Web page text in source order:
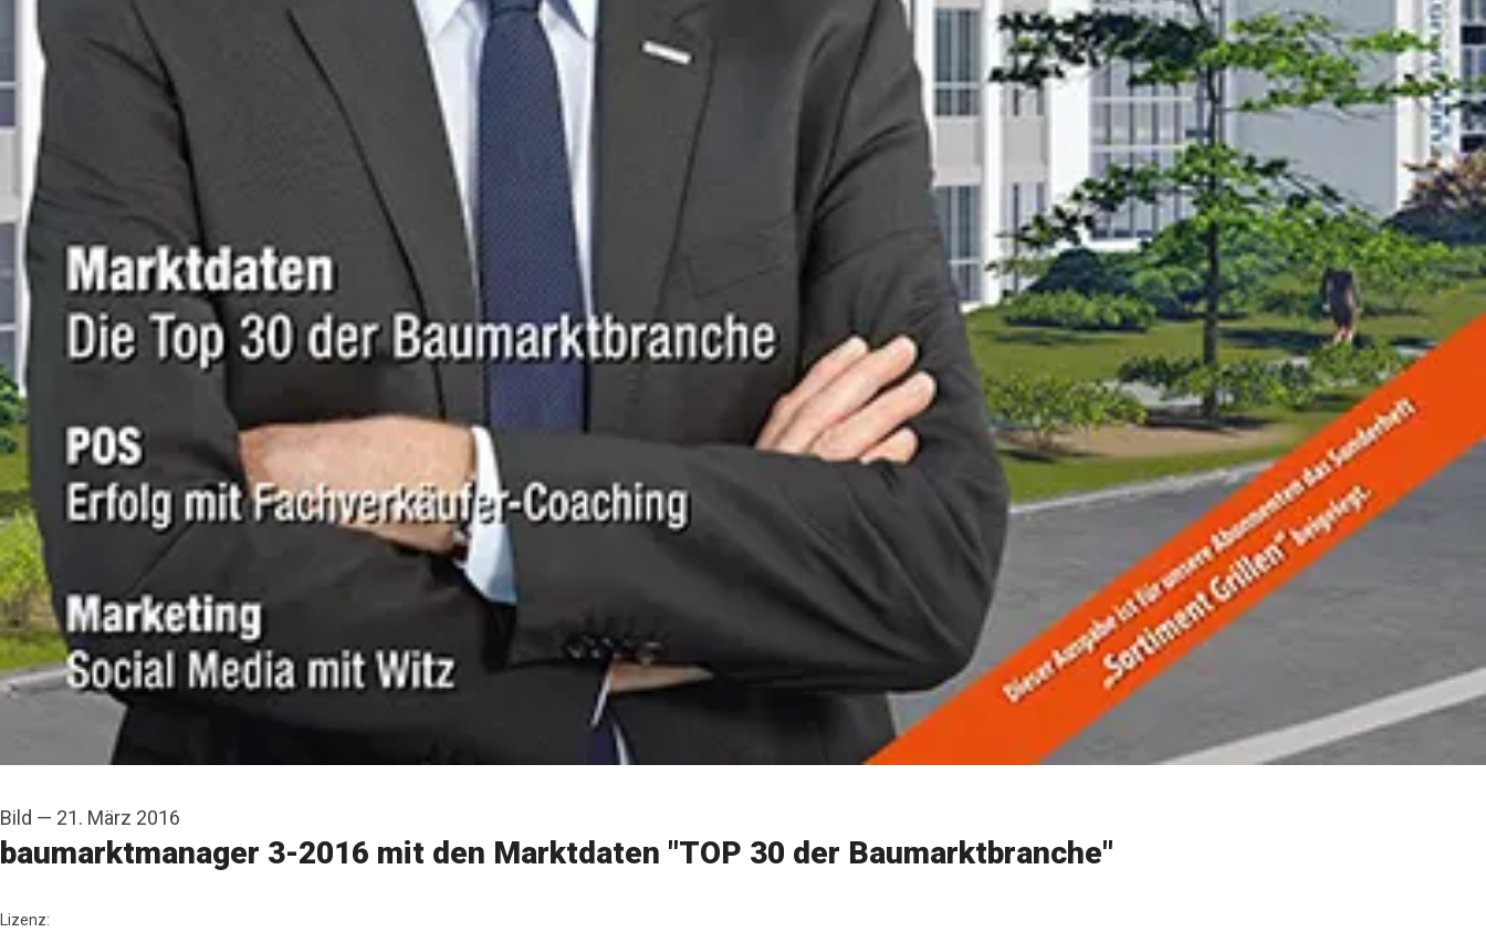
Bild — 21. März 2016
baumarktmanager 3-2016 mit den Marktdaten "TOP 30 der Baumarktbranche"
baumarktmanager
Lizenz: